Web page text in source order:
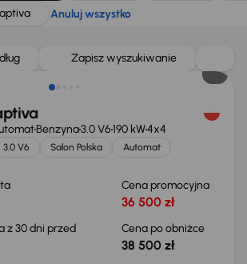
Anuluj wszystko
Zapisz wyszukiwanie
Benzyna3.0 V6190 kW4x4
3.0 V6 Salon Polska
Automat
Cena promocyjna
36 500 zł
z 30 dni przed
Cena po obniżce
38 500 zł